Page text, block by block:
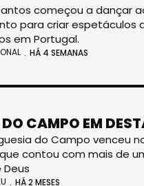
começou a dançar
para criar espetáculos
em Portugal.
HÁ 4 SEMANAS
DO CAMPO EM
do Campo venceu
contou com mais de
Deus
HÁ 2 MESES